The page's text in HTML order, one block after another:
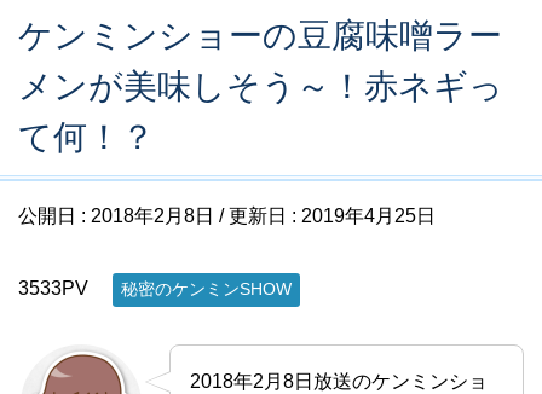
ケンミンショーの豆腐味噌ラー
メンが美味しそう～！赤ネギっ
て何！？
公開日 : 2018年2月8日 / 更新日 : 2019年4月25日
3533PV 秘密のケンミンSHOW
2018年2月8日放送のケンミンショ